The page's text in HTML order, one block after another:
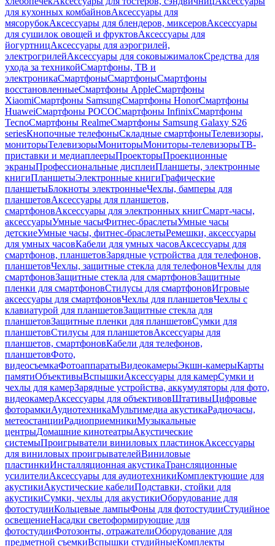
для кухонных комбайновАксессуары для
мясорубокАксессуары для блендеров, миксеровАксессуары
для сушилок овощей и фруктовАксессуары для
йогуртницАксессуары для аэрогрилей,
электрогрилейАксессуары для соковыжималокСредства для
ухода за техникойСмартфоны, ТВ и
электроникаСмартфоныСмартфоныСмартфоны
восстановленныеСмартфоны AppleСмартфоны
XiaomiСмартфоны SamsungСмартфоны HonorСмартфоны
HuaweiСмартфоны POCOСмартфоны InfinixСмартфоны
TecnoСмартфоны RealmeСмартфоны Samsung Galaxy S26
seriesКнопочные телефоныСкладные смартфоныТелевизоры,
мониторыТелевизорыМониторыМониторы-телевизорыТВ-
приставки и медиаплеерыПроекторыПроекционные
экраныПрофессиональные дисплеиПланшеты, электронные
книгиПланшетыЭлектронные книгиГрафические
планшетыБлокноты электронныеЧехлы, бамперы для
планшетовАксессуары для планшетов,
смартфоновАксессуары для электронных книгСмарт-часы,
аксессуарыУмные часыФитнес-браслетыУмные часы
детскиеУмные часы, фитнес-браслетыРемешки, аксессуары
для умных часовКабели для умных часовАксессуары для
смартфонов, планшетовЗарядные устройства для телефонов,
планшетовЧехлы, защитные стекла для телефоновЧехлы для
смартфоновЗащитные стекла для смартфоновЗащитные
пленки для смартфоновСтилусы для смартфоновИгровые
аксессуары для смартфоновЧехлы для планшетовЧехлы с
клавиатурой для планшетовЗащитные стекла для
планшетовЗащитные пленки для планшетовСумки для
планшетовСтилусы для планшетовАксессуары для
планшетов, смартфоновКабели для телефонов,
планшетовФото,
видеосъемкаФотоаппаратыВидеокамерыЭкшн-камерыКарты
памятиОбъективыВспышкиАксессуары для камерСумки и
чехлы для камерЗарядные устройства, аккумуляторы для фото,
видеокамерАксессуары для объективовШтативыЦифровые
фоторамкиАудиотехникаМультимедиа акустикаРадиочасы,
метеостанцииРадиоприемникиМузыкальные
центрыДомашние кинотеатрыАкустические
системыПроигрыватели виниловых пластинокАксессуары
для виниловых проигрывателейВиниловые
пластинкиИнсталляционная акустикаТрансляционные
усилителиАксессуары для аудиотехникиКомплектующие для
акустикиАкустические кабелиПодставки, стойки для
акустикиСумки, чехлы для акустикиОборудование для
фотостудииКольцевые лампыФоны для фотостудииСтудийное
освещениеНасадки светоформирующие для
фотостудииФотозонты, отражателиОборудование для
предметной съемкиВспышки студийныеКомплекты